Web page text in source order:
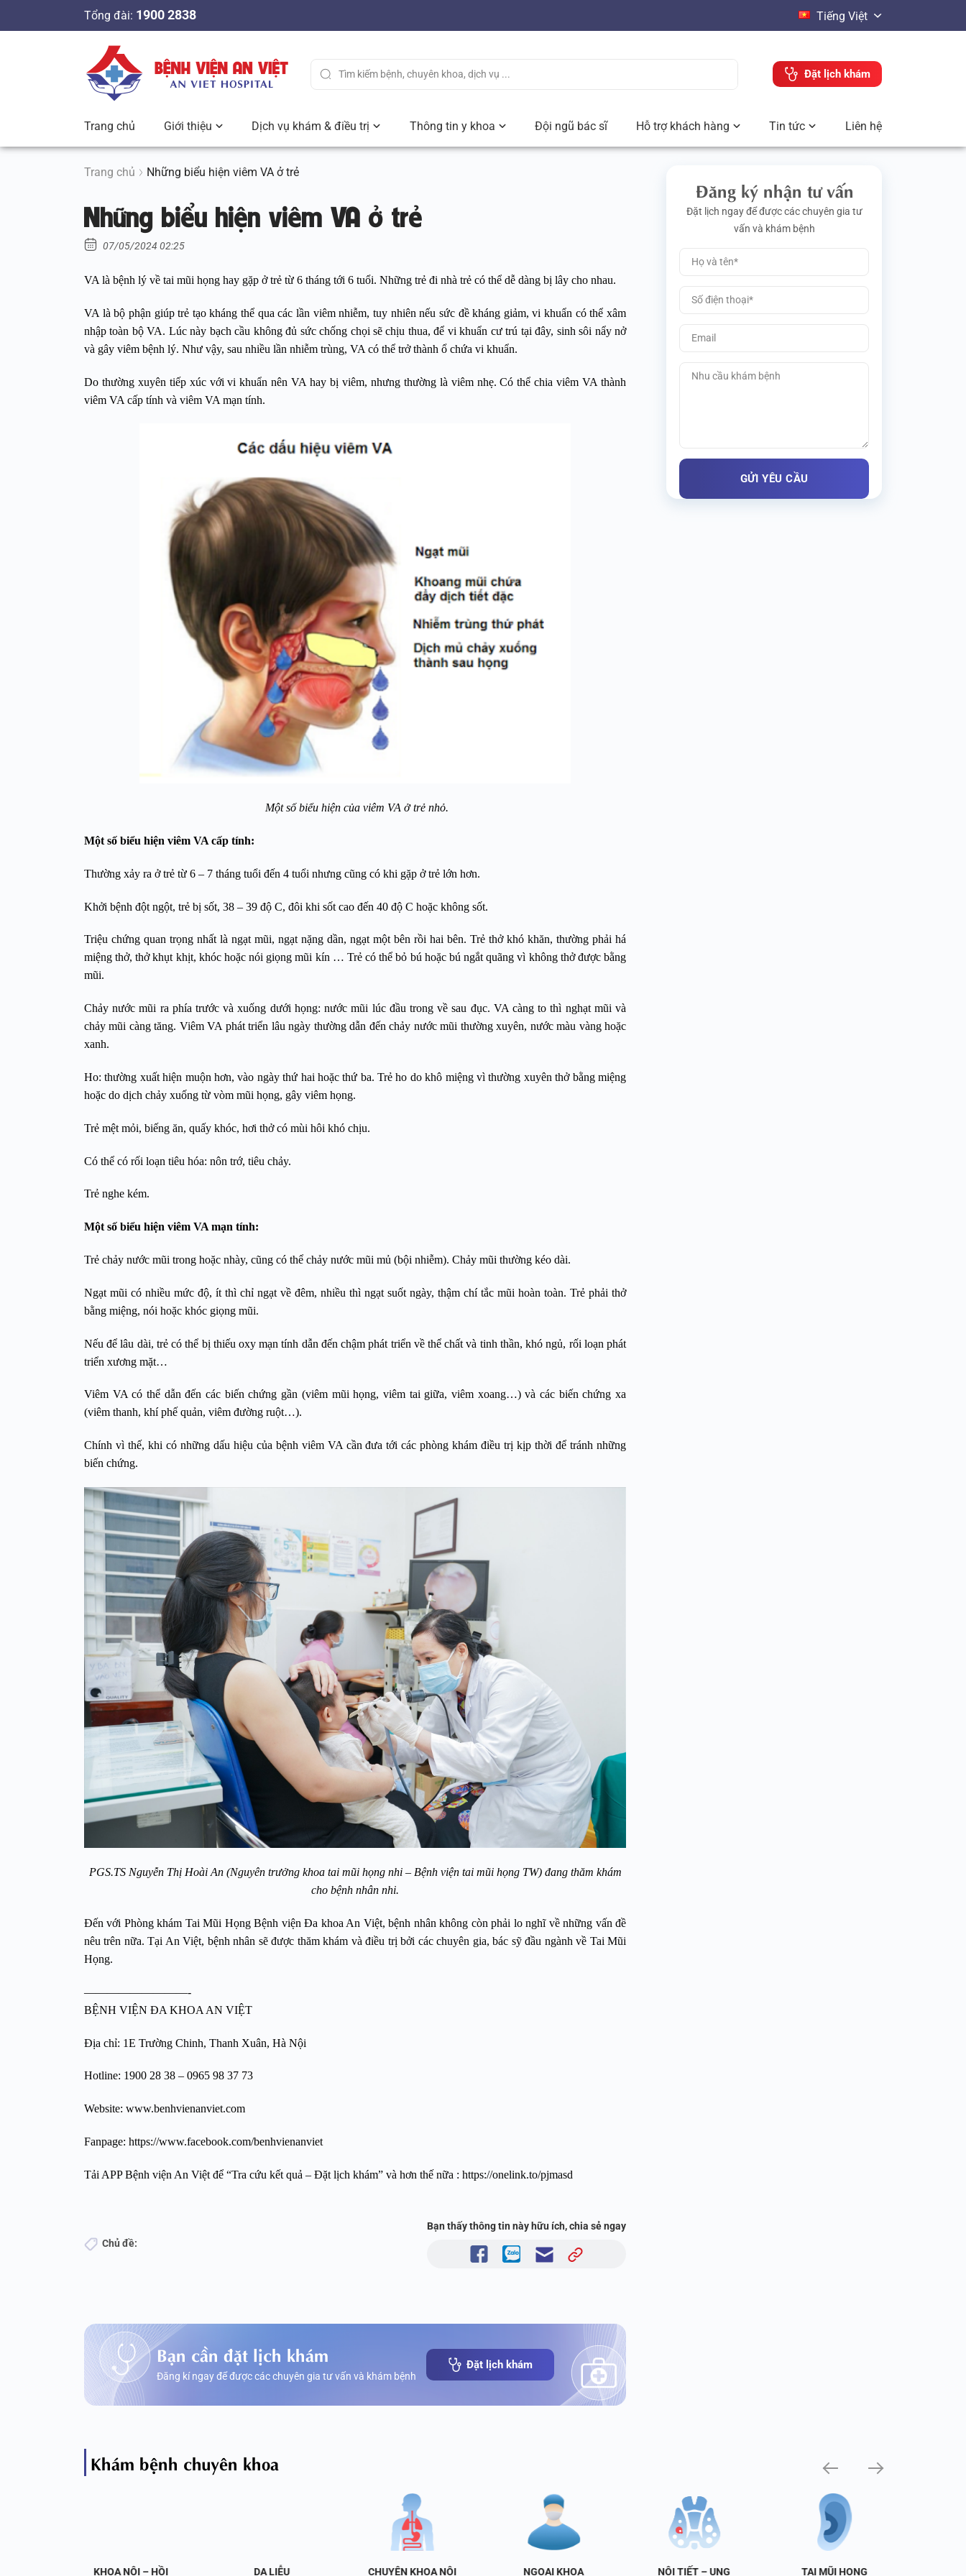
n
Tổng đài: 1900 2838 Tiếng Việt
Đặt lịch khám
Trang chủ Giới thiệu Dịch vụ khám & điều trị Thông tin y khoa Đội ngũ bác sĩ Hỗ trợ khách hàng Tin tức Liên hệ
Trang chủ Những biểu hiện viêm VA ở trẻ
Những biểu hiện viêm VA ở trẻ
07/05/2024 02:25
VA là bệnh lý về tai mũi họng hay gặp ở trẻ từ 6 tháng tới 6 tuổi. Những trẻ đi nhà trẻ có thể dễ dàng bị lây cho nhau.
VA là bộ phận giúp trẻ tạo kháng thể qua các lần viêm nhiễm, tuy nhiên nếu sức đề kháng giảm, vi khuẩn có thể xâm
nhập toàn bộ VA. Lúc này bạch cầu không đủ sức chống chọi sẽ chịu thua, để vi khuẩn cư trú tại đây, sinh sôi nẩy nở
và gây viêm bệnh lý. Như vậy, sau nhiều lần nhiễm trùng, VA có thể trở thành ổ chứa vi khuẩn.
Do thường xuyên tiếp xúc với vi khuẩn nên VA hay bị viêm, nhưng thường là viêm nhẹ. Có thể chia viêm VA thành
viêm VA cấp tính và viêm VA mạn tính.
Một số biểu hiện của viêm VA ở trẻ nhỏ.
Một số biểu hiện viêm VA cấp tính:
Thường xảy ra ở trẻ từ 6 – 7 tháng tuổi đến 4 tuổi nhưng cũng có khi gặp ở trẻ lớn hơn.
Khởi bệnh đột ngột, trẻ bị sốt, 38 – 39 độ C, đôi khi sốt cao đến 40 độ C hoặc không sốt.
Triệu chứng quan trọng nhất là ngạt mũi, ngạt nặng dần, ngạt một bên rồi hai bên. Trẻ thở khó khăn, thường phải há
miệng thở, thở khụt khịt, khóc hoặc nói giọng mũi kín … Trẻ có thể bỏ bú hoặc bú ngắt quãng vì không thở được bằng
mũi.
Chảy nước mũi ra phía trước và xuống dưới họng: nước mũi lúc đầu trong về sau đục. VA càng to thì nghạt mũi và
chảy mũi càng tăng. Viêm VA phát triển lâu ngày thường dẫn đến chảy nước mũi thường xuyên, nước màu vàng hoặc
xanh.
Ho: thường xuất hiện muộn hơn, vào ngày thứ hai hoặc thứ ba. Trẻ ho do khô miệng vì thường xuyên thở bằng miệng
hoặc do dịch chảy xuống từ vòm mũi họng, gây viêm họng.
Trẻ mệt mỏi, biếng ăn, quấy khóc, hơi thở có mùi hôi khó chịu.
Có thể có rối loạn tiêu hóa: nôn trớ, tiêu chảy.
Trẻ nghe kém.
Một số biểu hiện viêm VA mạn tính:
Trẻ chảy nước mũi trong hoặc nhày, cũng có thể chảy nước mũi mủ (bội nhiễm). Chảy mũi thường kéo dài.
Ngạt mũi có nhiều mức độ, ít thì chỉ ngạt về đêm, nhiều thì ngạt suốt ngày, thậm chí tắc mũi hoàn toàn. Trẻ phải thở
bằng miệng, nói hoặc khóc giọng mũi.
Nếu để lâu dài, trẻ có thể bị thiếu oxy mạn tính dẫn đến chậm phát triển về thể chất và tinh thần, khó ngủ, rối loạn phát
triển xương mặt…
Viêm VA có thể dẫn đến các biến chứng gần (viêm mũi họng, viêm tai giữa, viêm xoang…) và các biến chứng xa
(viêm thanh, khí phế quản, viêm đường ruột…).
Chính vì thế, khi có những dấu hiệu của bệnh viêm VA cần đưa tới các phòng khám điều trị kịp thời để tránh những
biến chứng.
PGS.TS Nguyễn Thị Hoài An (Nguyên trưởng khoa tai mũi họng nhi – Bệnh viện tai mũi họng TW) đang thăm khám
cho bệnh nhân nhi.
Đến với Phòng khám Tai Mũi Họng Bệnh viện Đa khoa An Việt, bệnh nhân không còn phải lo nghĩ về những vấn đề
nêu trên nữa. Tại An Việt, bệnh nhân sẽ được thăm khám và điều trị bởi các chuyên gia, bác sỹ đầu ngành về Tai Mũi
Họng.
—————————-
BỆNH VIỆN ĐA KHOA AN VIỆT
Địa chỉ: 1E Trường Chinh, Thanh Xuân, Hà Nội
Hotline: 1900 28 38 – 0965 98 37 73
Website: www.benhvienanviet.com
Fanpage: https://www.facebook.com/benhvienanviet
Tải APP Bệnh viện An Việt để “Tra cứu kết quả – Đặt lịch khám” và hơn thế nữa : https://onelink.to/pjmasd
Chủ đề:
Bạn thấy thông tin này hữu ích, chia sẻ ngay
Bạn cần đặt lịch khám
Đăng kí ngay để được các chuyên gia tư vấn và khám bệnh
Đặt lịch khám
Đăng ký nhận tư vấn
Đặt lịch ngay để được các chuyên gia tư
vấn và khám bệnh
Khám bệnh chuyên khoa
KHOA NỘI – HỒI DA LIỄU CHUYÊN KHOA NỘI NGOẠI KHOA NỘI TIẾT – UNG TAI MŨI HỌNG